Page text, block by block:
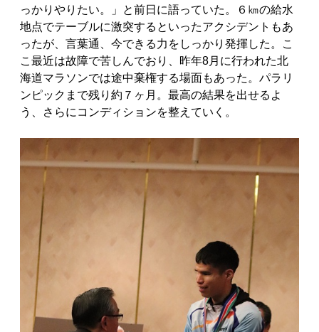
っかりやりたい。」と前日に語っていた。６㎞の給水
地点でテーブルに激突するといったアクシデントもあ
ったが、言葉通、今できる力をしっかり発揮した。こ
こ最近は故障で苦しんでおり、昨年8月に行われた北
海道マラソンでは途中棄権する場面もあった。パラリ
ンピックまで残り約７ヶ月。最高の結果を出せるよ
う、さらにコンディションを整えていく。